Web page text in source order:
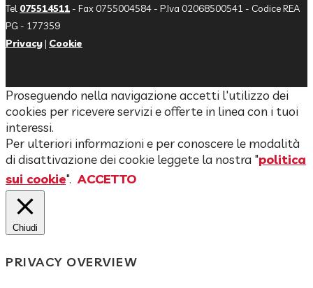
Tel 075514511- Fax 0755004584 - P.Iva 02068500541 - Codice REA
PG - 177359
Privacy| Cookie
Proseguendo nella navigazione accetti l'utilizzo dei
cookies per ricevere servizi e offerte in linea con i tuoi
interessi.
Per ulteriori informazioni e per conoscere le modalità
di disattivazione dei cookie leggete la nostra "politica
sui cookie". ACCETTO
Chiudi
PRIVACY OVERVIEW